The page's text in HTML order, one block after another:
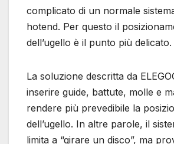
complicato di un normale
hotend. Per questo il
dell’ugello è il punto più delicato.
La soluzione descritta da
inserire guide, battute, molle e
rendere più prevedibile la
dell’ugello. In altre parole, il
limita a “girare un disco”, ma